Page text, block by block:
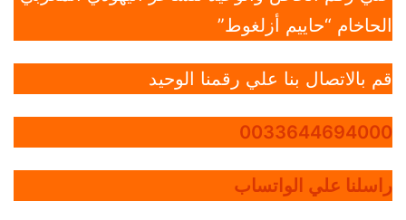
الحاخام “حاييم أزلغوط”
قم بالاتصال بنا علي رقمنا الوحيد
0033644694000
راسلنا علي الواتساب